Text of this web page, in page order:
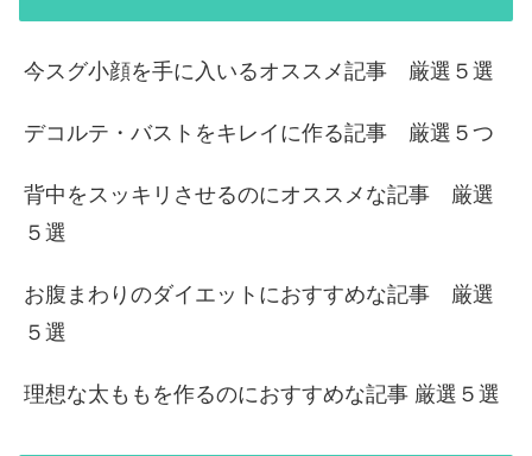
今スグ小顔を手に入いるオススメ記事 厳選５選
デコルテ・バストをキレイに作る記事 厳選５つ
背中をスッキリさせるのにオススメな記事 厳選
５選
お腹まわりのダイエットにおすすめな記事 厳選
５選
理想な太ももを作るのにおすすめな記事 厳選５選